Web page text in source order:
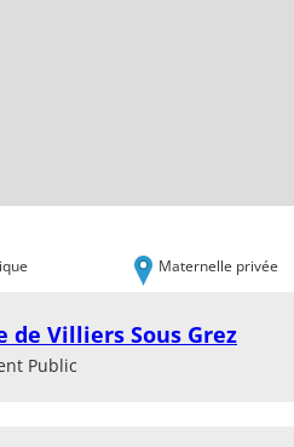
Maternelle privée
de Villiers Sous Grez
Public